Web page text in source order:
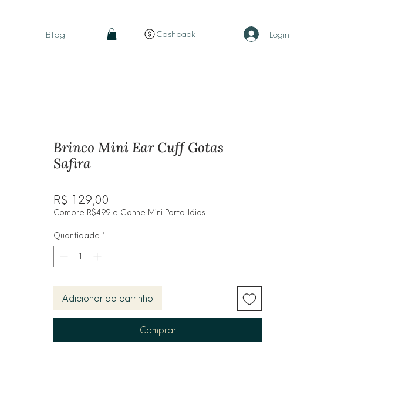
Blog Cashback Login
Brinco Mini Ear Cuff Gotas
Safira
R$ 129,00
Compre R$499 e Ganhe Mini Porta Jóias
Quantidade *
Adicionar ao carrinho
Comprar